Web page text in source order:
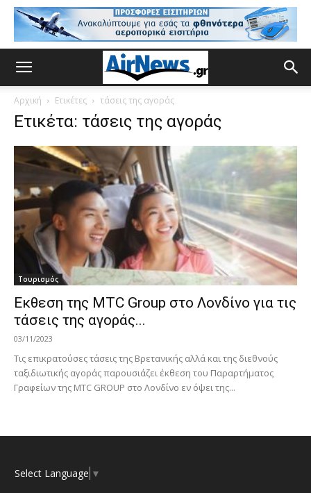
Αρχική Ετικέτες τάσεις της αγοράς
Ετικέτα: τάσεις της αγοράς
Τουρισμός
Εκθεση της MTC Group στο Λονδίνο για τις
τάσεις της αγοράς...
03/11/2023
Τις επικρατούσες τάσεις της Βρετανικής αλλά και της διεθνούς
ταξιδιωτικής αγοράς παρουσιάζει έκθεση του Παραρτήματος
Γραφείων της MTC GROUP στο Λονδίνο εν όψει της...
Select Language ▼